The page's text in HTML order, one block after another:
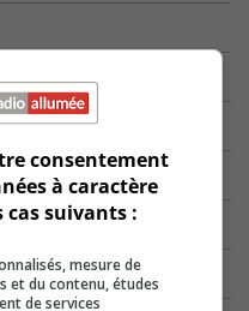
consentement
à caractère
cas suivants :
mesure de
et du contenu, études
de services